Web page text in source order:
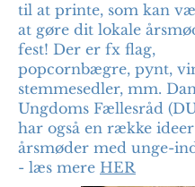
til at printe, som kan
at gøre dit lokale
fest! Der er fx flag,
popcornbægre, pynt,
stemmesedler, mm.
Ungdoms Fællesråd
har også en række
årsmøder med unge-
- læs mere HER